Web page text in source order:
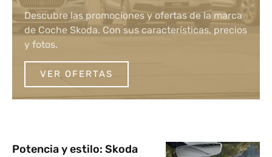
Descubre las promociones y ofertas de la marca
de Coche Skoda. Con sus características, precios
y fotos.
VER OFERTAS
Potencia y estilo: Skoda